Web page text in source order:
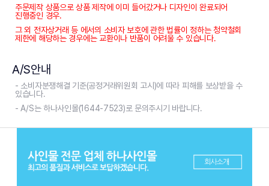
주문제작 상품으로 상품 제작에 이미 들어갔거나 디자인이 완료되어
진행중인 경우.
그 외 전자상거래 등 에서의 소비자 보호에 관한 법률이 정하는 청약철회
제한에 해당하는 경우에는 교환이나 반품이 어려울 수 있습니다.
A/S안내
- 소비자분쟁해결 기준(공정거래위원회 고시)에 따라 피해를 보상받을 수
있습니다.
- A/S는 하나사인몰(1644-7523)로 문의주시기 바랍니다.